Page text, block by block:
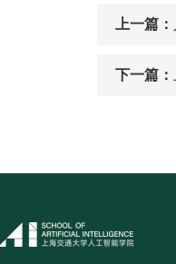
上一篇：
下一篇：